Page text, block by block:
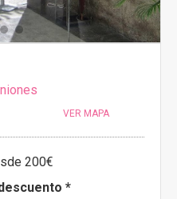
VER MAPA
200€
*